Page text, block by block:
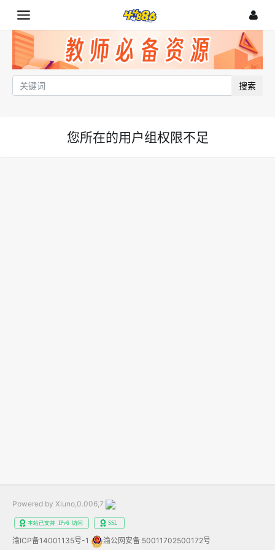
搜索
您所在的用户组权限不足
Powered by Xiuno,0.006,7
渝ICP备14001135号-1 渝公网安备 50011702500172号